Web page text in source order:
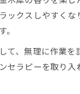
ックスしやすく
て、無理に作業
セラピーを取り入